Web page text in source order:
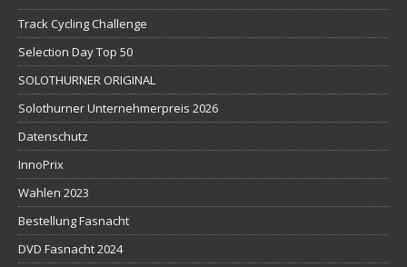
Track Cycling Challenge
Selection Day Top 50
SOLOTHURNER ORIGINAL
Solothurner Unternehmerpreis 2026
Datenschutz
InnoPrix
Wahlen 2023
Bestellung Fasnacht
DVD Fasnacht 2024